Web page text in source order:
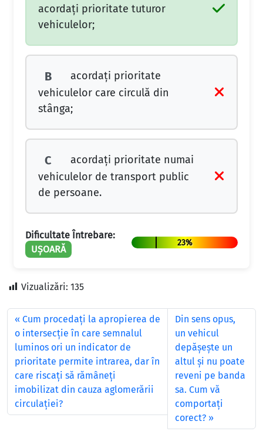
acordați prioritate tuturor
vehiculelor;
B
acordați prioritate
vehiculelor care circulă din
stânga;
C
acordați prioritate numai
vehiculelor de transport public
de persoane.
Dificultate Întrebare:
UȘOARĂ
23%
Vizualizări: 135
Cum procedaţi la apropierea de
o intersecţie în care semnalul
luminos ori un indicator de
prioritate permite intrarea, dar în
care riscaţi să rămâneţi
imobilizat din cauza aglomerării
circulaţiei?
Din sens opus,
un vehicul
depăşeşte un
altul şi nu poate
reveni pe banda
sa. Cum vă
comportaţi
corect?